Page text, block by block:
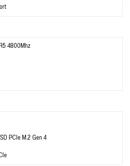
4800Mhz
PCIe M.2 Gen 4